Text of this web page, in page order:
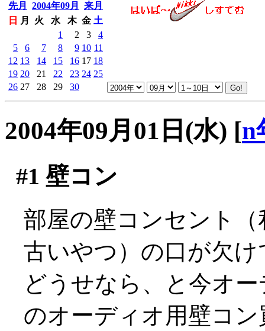
先月 2004年09月
来月
日
月 火 水 木 金 土
1
2 3
4
5
6 7 8 9 10 11
12 13 14 15 16 17 18
19 20 21 22 23 24 25
26 27 28 29 30
2004年09月01日(水) [n
#1 壁コン
部屋の壁コンセント
古いやつ）の口が欠
どうせなら、と今オ
のオーディオ用壁コ